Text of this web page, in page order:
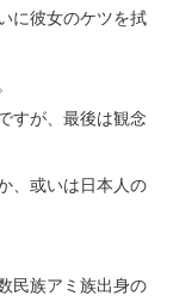
に彼女のケツを拭
すが、最後は観念
、或いは日本人の
民族アミ族出身の